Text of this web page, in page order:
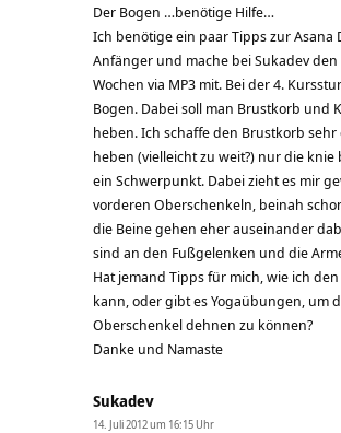
Der Bogen …benötige Hilfe…
Ich benötige ein paar Tipps zur Asana
Anfänger und mache bei Sukadev
Wochen via MP3 mit. Bei der 4.
Bogen. Dabei soll man Brustkorb und
heben. Ich schaffe den Brustkorb
heben (vielleicht zu weit?) nur die
ein Schwerpunkt. Dabei zieht es mir
vorderen Oberschenkeln, beinah
die Beine gehen eher auseinander
sind an den Fußgelenken und die
Hat jemand Tipps für mich, wie ich
kann, oder gibt es Yogaübungen, um
Oberschenkel dehnen zu können?
Danke und Namaste
Sukadev
14. Juli 2012 um 16:15 Uhr